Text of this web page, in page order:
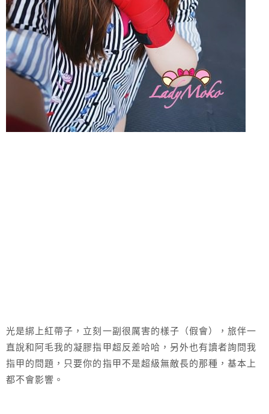
光是綁上紅帶子，立刻一副很厲害的樣子（假會），旅伴一
直說和阿毛我的凝膠指甲超反差哈哈，另外也有讀者詢問我
指甲的問題，只要你的指甲不是超級無敵長的那種，基本上
都不會影響。